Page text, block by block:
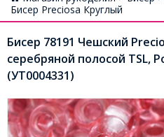
Бисер Preciosa Круглый
Бисер 78191 Чешский
серебряной полосой TSL,
(УТ0004331)